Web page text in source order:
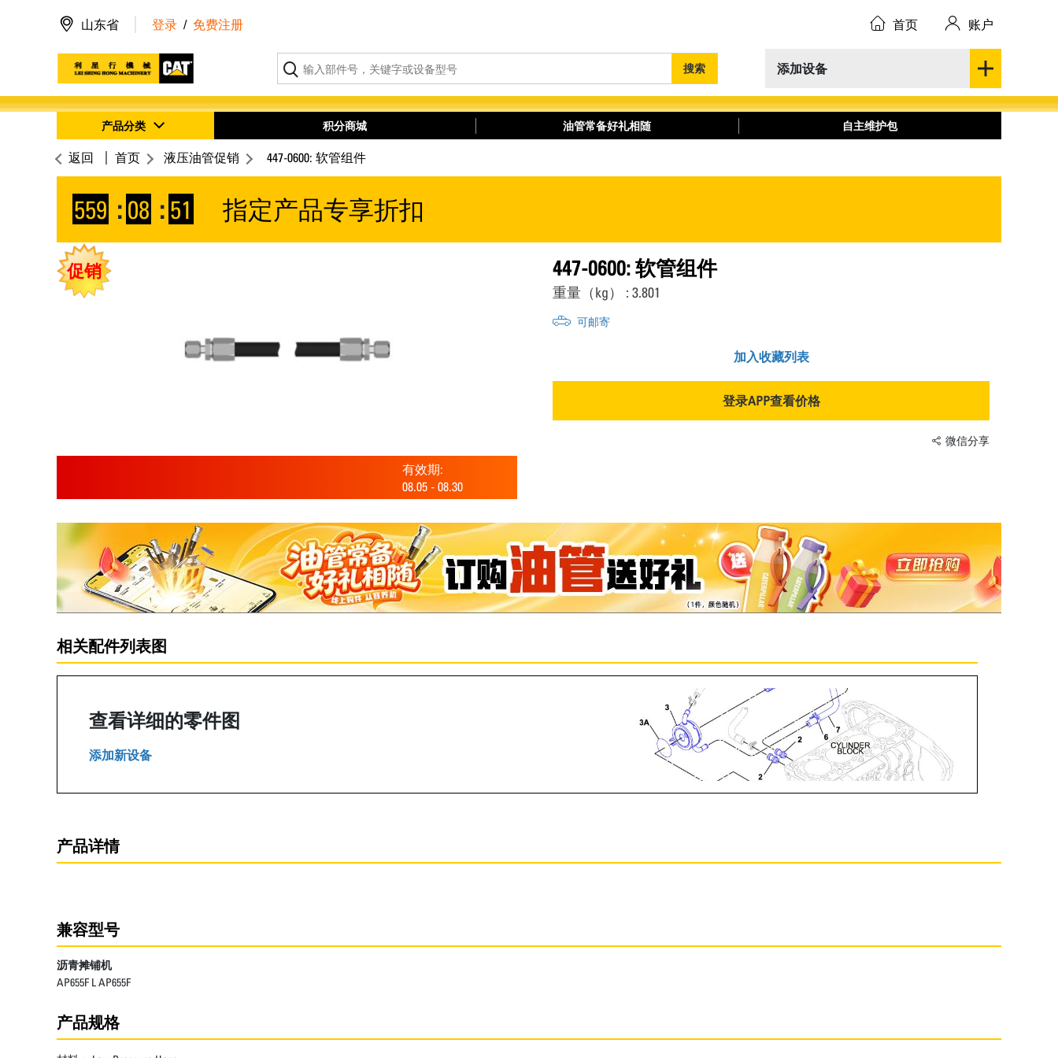
添加设备
搜索
山东省 登录 / 免费注册 首页 账户
产品分类 积分商城 油管常备好礼相随 自主维护包
返回 首页 液压油管促销 447-0600: 软管组件
559 : 08 : 51 指定产品专享折扣
促销
有效期:
08.05 - 08.30
447-0600: 软管组件
重量（kg） : 3.801
可邮寄
加入收藏列表
登录APP查看价格
微信分享
相关配件列表图
查看详细的零件图
添加新设备
产品详情
兼容型号
沥青摊铺机
AP655F L AP655F
产品规格